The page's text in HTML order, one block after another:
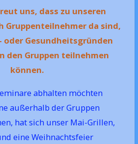
uns, dass zu unseren
Gruppenteilnehmer da sind,
oder Gesundheitsgründen
den Gruppen teilnehmen
können.
abhalten möchten
außerhalb der Gruppen
hat sich unser Mai-Grillen,
eine Weihnachtsfeier